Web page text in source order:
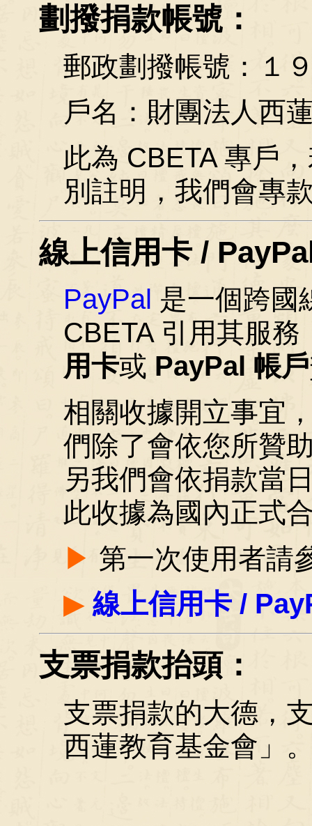
劃撥捐款帳號：
郵政劃撥帳號：１
戶名：財團法人西
此為 CBETA 專戶
別註明，我們會專
線上信用卡 /
PayPal 是一個跨國
CBETA 引用其服
用卡或 PayPal 帳戶
相關收據開立事宜
們除了會依您所贊
另我們會依捐款當
此收據為國內正式
▶ 第一次使用者請
▶線上信用卡 /
支票捐款抬頭：
支票捐款的大德，
西蓮教育基金會」